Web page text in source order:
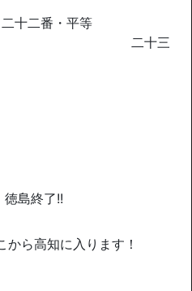
・平等
十三
徳島終了!!
から高知に入ります！